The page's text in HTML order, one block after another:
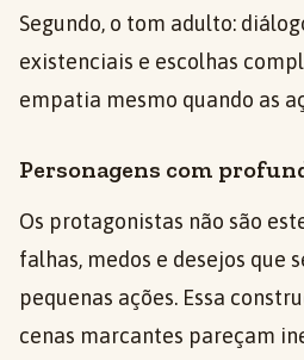
Segundo, o tom adulto:
existenciais e escolhas
empatia mesmo quando as
Personagens com
Os protagonistas não são
falhas, medos e desejos que
pequenas ações. Essa
cenas marcantes pareçam